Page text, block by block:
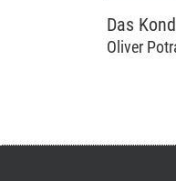
Das
Oliver